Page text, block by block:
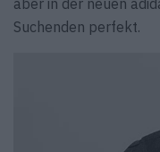
Suchenden perfekt.